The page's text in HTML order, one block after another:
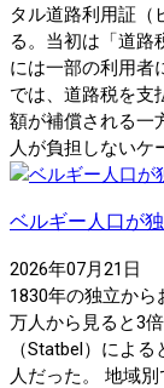
タル道路利用証（
る。当初は「道路
には一部の利用者
では、道路税を支
額が補償される一
人が負担しないケ
ベルギー人口が
2026年07月21日
1830年の独立か
万人から見ると3
（Statbel）によ
人だった。 地域